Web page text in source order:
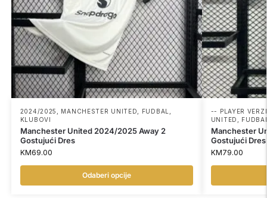
2024/2025 MANCHESTER UNITED FUDBAL
KLUBOVI
Manchester United 2024/2025 Away 2
Gostujući Dres
KM69.00
Odaberi opcije
-- PLAYER
UNITED
Manchester
Gostujući
KM79.00